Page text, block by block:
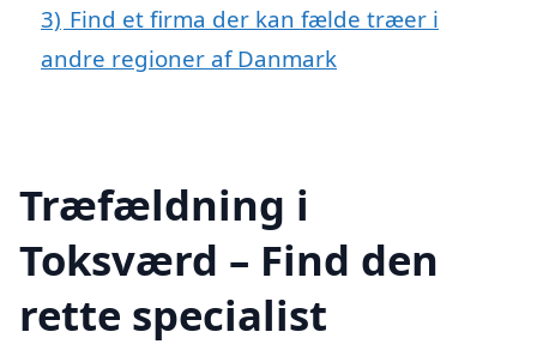
3) Find et firma der kan fælde træer i
andre regioner af Danmark
Træfældning i
Toksværd – Find den
rette specialist